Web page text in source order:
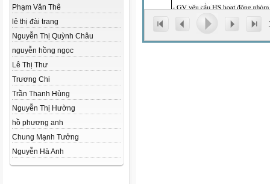
Phạm Văn Thê
lê thị đài trang
Nguyễn Thị Quỳnh Châu
nguyễn hồng ngọc
Lê Thị Thư
Trương Chi
Trần Thanh Hùng
Nguyễn Thị Hường
hồ phương anh
Chung Mạnh Tưởng
Nguyễn Hà Anh